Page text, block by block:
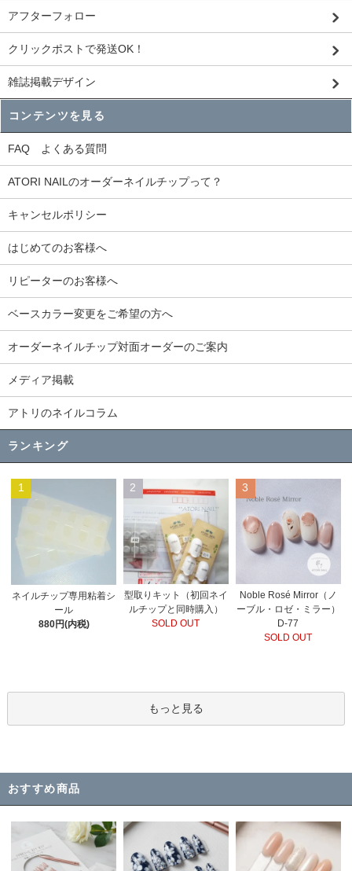
アフターフォロー
クリックポストで発送OK！
雑誌掲載デザイン
コンテンツを見る
FAQ よくある質問
ATORI NAILのオーダーネイルチップって？
キャンセルポリシー
はじめてのお客様へ
リピーターのお客様へ
ベースカラー変更をご希望の方へ
オーダーネイルチップ対面オーダーのご案内
メディア掲載
アトリのネイルコラム
ランキング
1
ネイルチップ専用粘着シ
ール
880円(内税)
2
型取りキット（初回ネイ
ルチップと同時購入）
SOLD OUT
3
Noble Rosé Mirror（ノ
ーブル・ロゼ・ミラー）
D-77
SOLD OUT
もっと見る
おすすめ商品